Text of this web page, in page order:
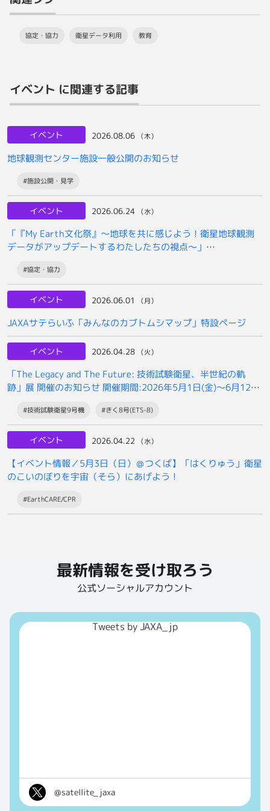
協定・協力 衛星データ利用 教育
イベント に関連する記事
イベント 2026.08.06 （木）
地球観測センター施設一般公開のお知らせ
#施設公開・見学
イベント 2026.06.24 （水）
「『My Earth文化祭』～地球を共に感じよう！衛星地球観測
データがアップデートするわたしたちの視点～」
#協定・協力
イベント 2026.06.01 （月）
JAXAサテらいふ「みんなのカブトムシマップ」特設ページ
イベント 2026.04.28 （火）
「The Legacy and The Future: 技術試験衛星、半世紀の軌
跡」展 開催のお知らせ 開催期間:2026年5月1日(金)～6月12日
#技術試験衛星9号機 #きく8号(ETS-8)
イベント 2026.04.22 （水）
【イベント情報／5月3日（日）＠つくば】「はくりゅう」衛星
のこいのぼりを宇宙（そら）にあげよう！
#EarthCARE/CPR
最新情報を受け取ろう
公式ソーシャルアカウント
Tweets by JAXA_jp
@satellite_jaxa